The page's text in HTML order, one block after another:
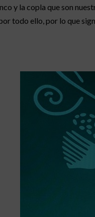
y la copla que son
todo ello, por lo que